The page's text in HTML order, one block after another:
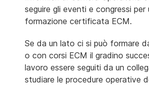
seguire gli eventi e congressi per
formazione certificata ECM.
Se da un lato ci si può formare
o con corsi ECM il gradino
lavoro essere seguiti da un
studiare le procedure operative